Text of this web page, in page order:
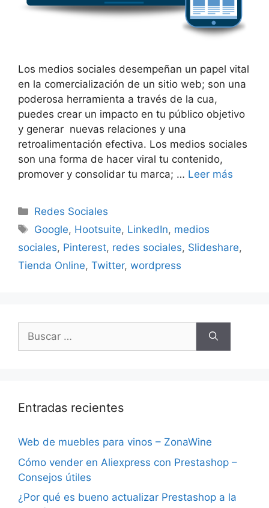
Los medios sociales desempeñan un papel vital
en la comercialización de un sitio web; son una
poderosa herramienta a través de la cua,
puedes crear un impacto en tu público objetivo
y generar nuevas relaciones y una
retroalimentación efectiva. Los medios sociales
son una forma de hacer viral tu contenido,
promover y consolidar tu marca; … Leer más
Categorías
Redes Sociales
Etiquetas
Google, Hootsuite, LinkedIn, medios
sociales, Pinterest, redes sociales, Slideshare,
Tienda Online, Twitter, wordpress
Buscar:
Entradas recientes
Web de muebles para vinos – ZonaWine
Cómo vender en Aliexpress con Prestashop –
Consejos útiles
¿Por qué es bueno actualizar Prestashop a la